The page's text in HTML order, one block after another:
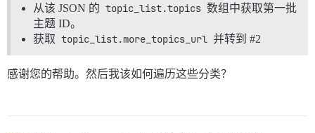
从该 JSON 的 topic_list.topics 数组中获取第一批
主题 ID。
获取 topic_list.more_topics_url 并转到 #2
感谢您的帮助。然后我该如何遍历这些分类？